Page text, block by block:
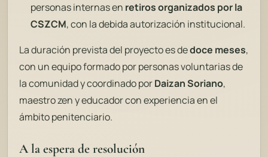
personas internas en retiros organizados por la
CSZCM, con la debida autorización institucional.
La duración prevista del proyecto es dedoce meses,
con un equipo formado por personas voluntarias de
la comunidad y coordinado porDaizan Soriano,
maestro zen y educador con experiencia en el
ámbito penitenciario.
A la espera de resolución